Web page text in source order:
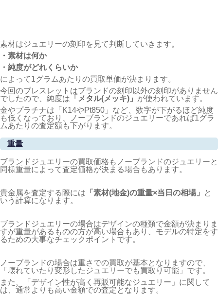
素材はジュエリーの刻印を見て判断していきます。
・素材は何か
・純度がどれくらいか
によって1グラムあたりの買取単価が決まります。
今回のブレスレットはブランドの刻印以外の刻印がありません
でしたので、純度は 「メタル(メッキ)」 が使われています。
金やプラチナは「K14やPt850」など、数字が下がるほど純度
も低くなっており、ノーブランドのジュエリーであれば1グラ
ムあたりの査定額も下がります。
重量
ブランドジュエリーの買取価格もノーブランドのジュエリーと
同様重量によって査定価格が決まる場合もあります。
貴金属を査定する際には 「素材(地金)の重量×当日の相場」
と
いう計算になります。
ブランドジュエリーの場合はデザインの種類で金額が決まりま
すが重量があるものの方が高い場合もあり、モデルの特定をす
るための大事なチェックポイントです。
ノーブランドの場合は重さでの買取が基本となりますので、
「壊れていたり変形したジュエリーでも買取り可能」です。
また、「デザイン性が高く再販可能なジュエリー」に関して
は、通常よりも高い金額での査定となります。